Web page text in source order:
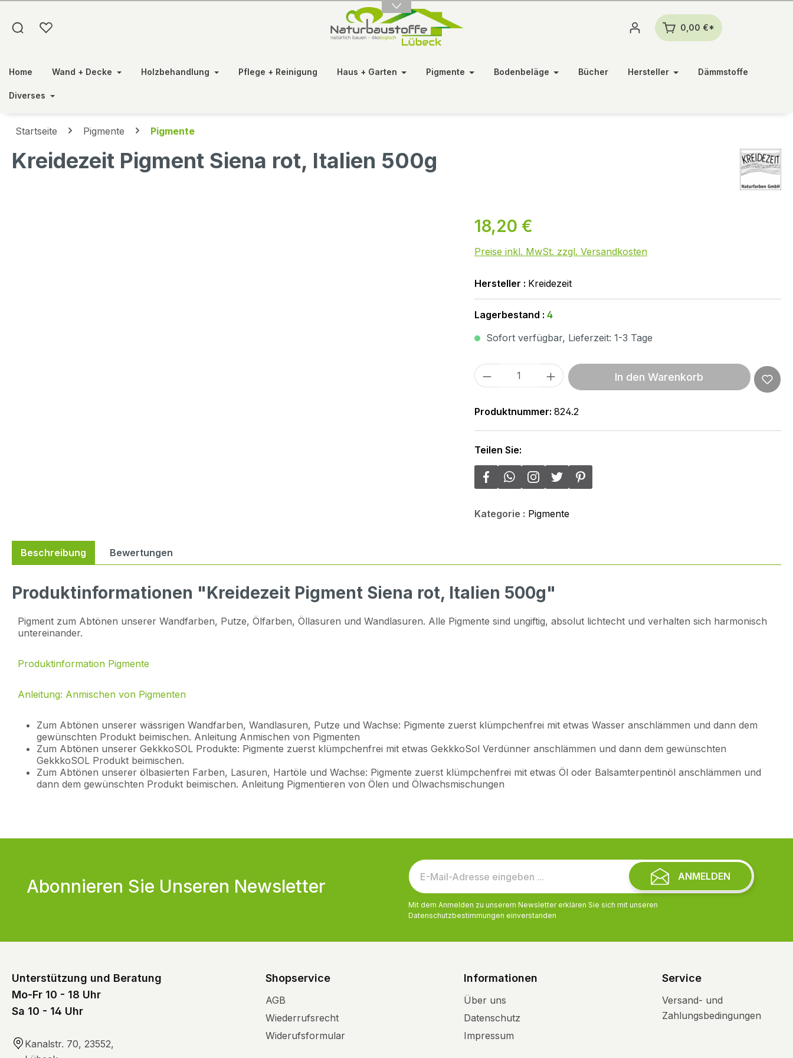
0,00 €*
Home Wand + Decke Holzbehandlung Pflege + Reinigung Haus + Garten Pigmente Bodenbeläge Bücher Hersteller Dämmstoffe
Diverses
Startseite Pigmente Pigmente
Kreidezeit Pigment Siena rot, Italien 500g
18,20 €
Preise inkl. MwSt. zzgl. Versandkosten
Hersteller : Kreidezeit
Lagerbestand : 4
Sofort verfügbar, Lieferzeit: 1-3 Tage
Produkt Anzahl: Gib den gewünschten Wert
In den Warenkorb
Produktnummer: 824.2
Teilen Sie:
Kategorie : Pigmente
Beschreibung Bewertungen
Produktinformationen "Kreidezeit Pigment Siena rot, Italien 500g"
Pigment zum Abtönen unserer Wandfarben, Putze, Ölfarben, Öllasuren und Wandlasuren. Alle Pigmente sind ungiftig, absolut lichtecht und verhalten sich harmonisch
untereinander.
Produktinformation Pigmente
Anleitung: Anmischen von Pigmenten
Zum Abtönen unserer wässrigen Wandfarben, Wandlasuren, Putze und Wachse: Pigmente zuerst klümpchenfrei mit etwas Wasser anschlämmen und dann dem
gewünschten Produkt beimischen. Anleitung Anmischen von Pigmenten
Zum Abtönen unserer GekkkoSOL Produkte: Pigmente zuerst klümpchenfrei mit etwas GekkkoSol Verdünner anschlämmen und dann dem gewünschten
GekkkoSOL Produkt beimischen.
Zum Abtönen unserer ölbasierten Farben, Lasuren, Hartöle und Wachse: Pigmente zuerst klümpchenfrei mit etwas Öl oder Balsamterpentinöl anschlämmen und
dann dem gewünschten Produkt beimischen. Anleitung Pigmentieren von Ölen und Ölwachsmischungen
Abonnieren Sie Unseren Newsletter ANMELDEN
Mit dem Anmelden zu unserem Newsletter erklären Sie sich mit unseren
Datenschutzbestimmungen einverstanden
Unterstützung und Beratung
Mo-Fr 10 - 18 Uhr
Sa 10 - 14 Uhr
Kanalstr. 70, 23552,
Shopservice
AGB
Wiederrufsrecht
Widerufsformular
Informationen
Über uns
Datenschutz
Impressum
Service
Versand- und
Zahlungsbedingungen